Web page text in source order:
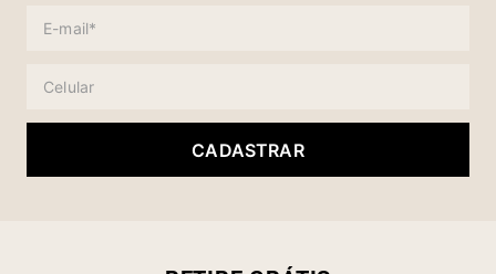
CADASTRAR